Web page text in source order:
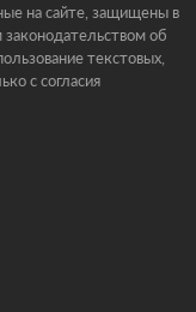
на сайте, защищены в
об
текстовых,
с согласия